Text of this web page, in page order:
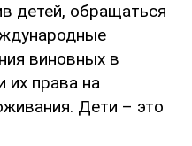
детей, обращаться
виновных в
их права на
Дети – это